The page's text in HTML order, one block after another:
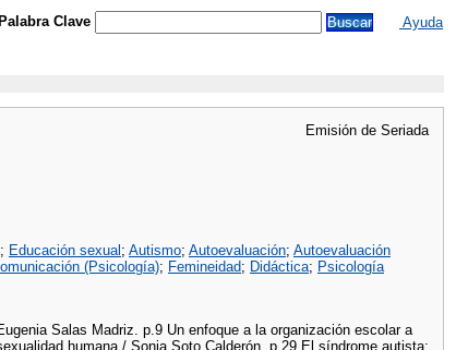
Clave Ayuda
Emisión de Seriada
; Educación sexual ; Autismo; Autoevaluación; Autoevaluación
(Psicología); Femineidad; Didáctica; Psicología
Salas Madriz. p.9 Un enfoque a la organización escolar a
humana / Sonia Soto Calderón. p.29 El síndrome autista: